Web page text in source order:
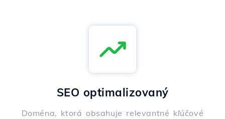
SEO optimalizovaný
Doména, ktorá obsahuje relevantné kľúčové